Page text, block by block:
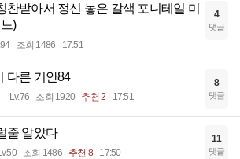
찬받아서 정신 놓은 갈색 포니테일 미
)
조회 1486 17:51
4
댓글
다른 기안84
Lv.76 조회 1920 추천 2 17:51
8
댓글
줄 알았다
조회 1486 추천 8 17:50
11
댓글